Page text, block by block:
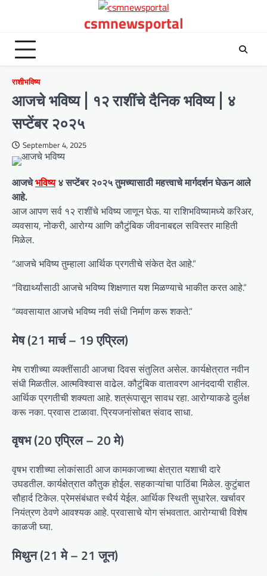
csmnewsportal
राशीभविष्य
आजचे भविष्य | १२ राशींचे दैनिक भविष्य | ४
सप्टेंबर २०२५
September 4, 2025
आजचेभविष्य४ सप्टेंबर २०२५ तुमच्यासाठी महत्त्वाचे मार्गदर्शन घेऊन आले
आहे.
आज आपण सर्व १२ राशींचे भविष्य जाणून घेऊ. या राशिभविष्यामध्ये करिअर,
व्यवसाय, नोकरी, आरोग्य आणि कौटुंबिक जीवनाबद्दल सविस्तर माहिती
मिळेल.
“आजचे भविष्य तुम्हाला आर्थिक प्रगतीचे संकेत देत आहे.”
“विद्यार्थ्यांसाठी आजचे भविष्य शिक्षणात यश मिळण्याचे भाकीत करत आहे.”
“व्यवसायात आजचे भविष्य नवी संधी निर्माण करू शकते.”
मेष (21 मार्च – 19 एप्रिल)
मेष राशीच्या व्यक्तींसाठी आजचा दिवस संतुलित असेल. कार्यक्षेत्रात नवीन
संधी मिळतील. आत्मविश्वास वाढेल. कौटुंबिक वातावरण आनंददायी राहील.
आर्थिक प्रगतीची शक्यता आहे. शत्रूंपासून सावध रहा. आरोग्याकडे दुर्लक्ष
करू नका. प्रवास टाळावा. प्रियजनांसोबत संवाद साधा.
वृषभ (20 एप्रिल – 20 मे)
वृषभ राशीच्या लोकांसाठी आज कामकाजाच्या क्षेत्रात यशाची दारे
उघडतील. कार्यक्षेत्रात कौतुक होईल. सहकाऱ्यांचा पाठिंबा मिळेल. कुटुंबात
सौहार्द टिकेल. प्रेमसंबंधात स्थैर्य येईल. आर्थिक स्थिती सुधारेल. खर्चावर
नियंत्रण ठेवणे आवश्यक आहे. प्रवासाचे योग संभवतात. आरोग्याची विशेष
काळजी घ्या.
मिथुन (21 मे – 21 जून)